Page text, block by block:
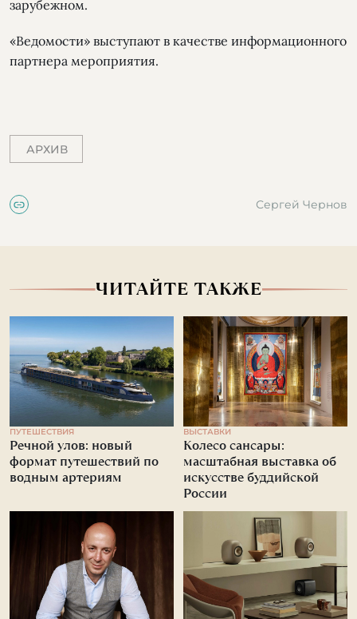
зарубежном.
«Ведомости» выступают в качестве информационного
партнера мероприятия.
АРХИВ
Сергей Чернов
ЧИТАЙТЕ ТАКЖЕ
ПУТЕШЕСТВИЯ
Речной улов: новый
формат путешествий по
водным артериям
ВЫСТАВКИ
Колесо сансары:
масштабная выставка об
искусстве буддийской
России